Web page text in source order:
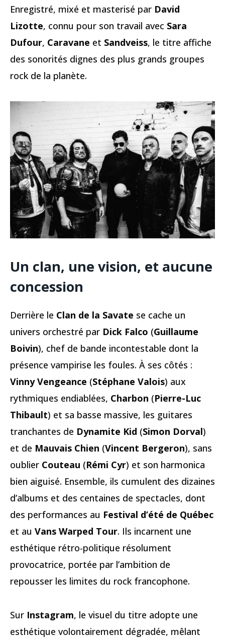
Enregistré, mixé et masterisé par David
Lizotte, connu pour son travail avec Sara
Dufour, Caravane et Sandveiss, le titre affiche
des sonorités dignes des plus grands groupes
rock de la planète.
Un clan, une vision, et aucune
concession
Derrière le Clan de la Savate se cache un
univers orchestré par Dick Falco (Guillaume
Boivin), chef de bande incontestable dont la
présence vampirise les foules. À ses côtés :
Vinny Vengeance (Stéphane Valois) aux
rythmiques endiablées, Charbon (Pierre-Luc
Thibault) et sa basse massive, les guitares
tranchantes de Dynamite Kid (Simon Dorval)
et de Mauvais Chien (Vincent Bergeron), sans
oublier Couteau (Rémi Cyr) et son harmonica
bien aiguisé. Ensemble, ils cumulent des dizaines
d’albums et des centaines de spectacles, dont
des performances au Festival d’été de Québec
et au Vans Warped Tour. Ils incarnent une
esthétique rétro-politique résolument
provocatrice, portée par l’ambition de
repousser les limites du rock francophone.
Sur Instagram, le visuel du titre adopte une
esthétique volontairement dégradée, mêlant